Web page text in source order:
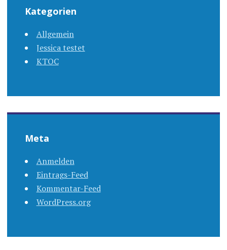
Kategorien
Allgemein
Jessica testet
KTOC
Meta
Anmelden
Eintrags-Feed
Kommentar-Feed
WordPress.org